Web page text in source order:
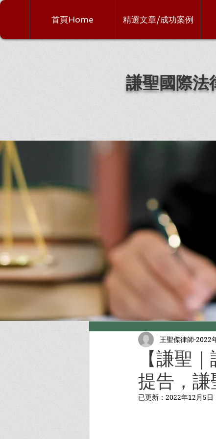
首頁Home 精選文章/成功案例
謙聖國際法
【謙聖
提告，謙
王聖傑律師 2022
已更新： 2022年12月5日